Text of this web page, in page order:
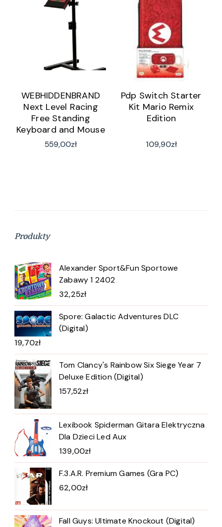
WEBHIDDENBRAND
Next Level Racing
Free Standing
Keyboard and Mouse
Stand NLR-A012
559,00zł
Pdp Switch Starter
Kit Mario Remix
Edition
109,90zł
Produkty
Alexander Sport&Fun Sportowe
Zabawy 1 2402
32,25zł
Spore: Galactic Adventures DLC
(Digital)
19,70zł
Tom Clancy's Rainbow Six Siege Year 7
Deluxe Edition (Digital)
157,52zł
Lexibook Spiderman Gitara Elektryczna
Dla Dzieci Led Aux
139,00zł
F.3.A.R. Premium Games (Gra PC)
62,00zł
Fall Guys: Ultimate Knockout (Digital)